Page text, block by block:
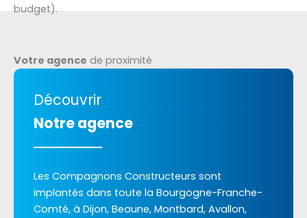
budget).
Votre agence de proximité
Découvrir
Notre agence
Les Compagnons Constructeurs sont
implantés dans toute la Bourgogne-Franche-
Comté, à Dijon, Beaune, Montbard, Avallon,